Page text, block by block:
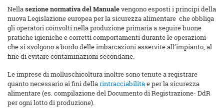
Nellasezione normativa del Manualevengono esposti i principi della
nuova Legislazione europea per la sicurezza alimentare che obbliga
gli operatori coinvolti nella produzione primaria a seguire buone
pratiche igieniche e corretti comportamenti durante le operazioni
che si svolgono a bordo delle imbarcazioni asservite all’impianto, al
fine di evitare contaminazioni secondarie.
Le imprese di molluschicoltura inoltre sono tenute a registrare
quanto necessario ai fini dellarintracciabilitàe per la sicurezza
alimentare (es. compilazione del Documento di Registrazione- DdR
per ogni lotto di produzione).